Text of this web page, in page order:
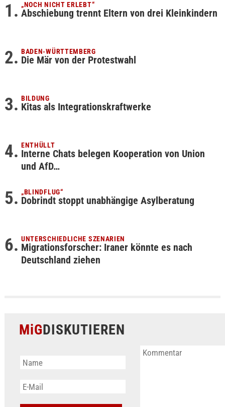
„NOCH NICHT ERLEBT“
Abschiebung trennt Eltern von drei Kleinkindern
BADEN-WÜRTTEMBERG
Die Mär von der Protestwahl
BILDUNG
Kitas als Integrationskraftwerke
ENTHÜLLT
Interne Chats belegen Kooperation von Union
und AfD…
„BLINDFLUG“
Dobrindt stoppt unabhängige Asylberatung
UNTERSCHIEDLICHE SZENARIEN
Migrationsforscher: Iraner könnte es nach
Deutschland ziehen
MiGDISKUTIEREN